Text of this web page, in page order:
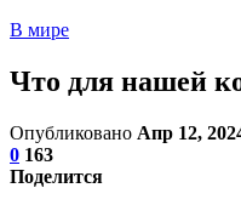
В мире
Что для нашей
Опубликовано Апр 12,
0 163
Поделится